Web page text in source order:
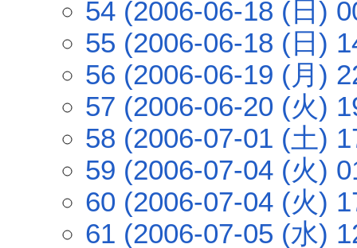
54 (2006-06-18 (日)
55 (2006-06-18 (日)
56 (2006-06-19 (月)
57 (2006-06-20 (火)
58 (2006-07-01 (土)
59 (2006-07-04 (火)
60 (2006-07-04 (火)
61 (2006-07-05 (水)